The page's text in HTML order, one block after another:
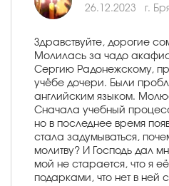
26.12.2023 г.
Здравствуйте, дорогие
Молилась за чадо
Сергию Радонежскому,
учёбе дочери. Были
английским языком.
Сначала учебный
но в последнее время
стала задумываться,
молитву? И Господь дал
мой не старается, что я
подарками, что нет в ней